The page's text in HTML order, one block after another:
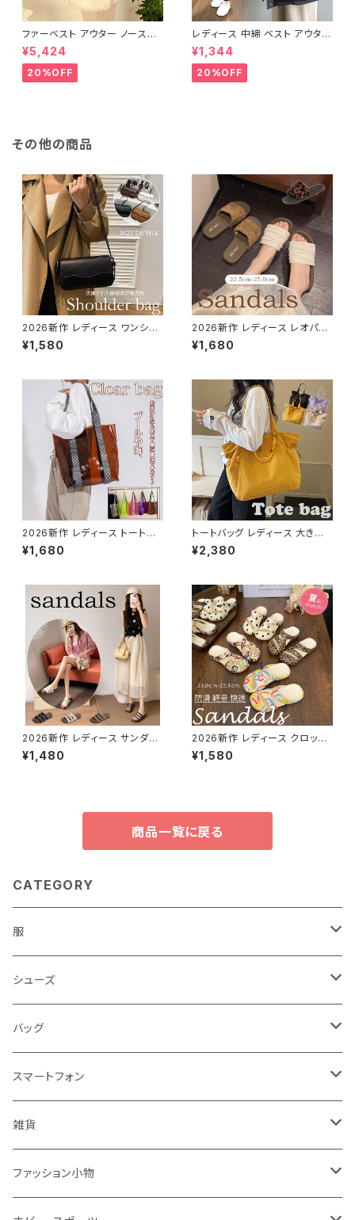
ファーベスト アウター ノースリ
ーブ ショート ベスト 防寒 厚手
ふわふわ ジレ 重ね着
¥5,424
20%OFF
レディース 中綿 ベスト アウター
ノースリーブ ショートベスト 防
寒 軽量 キルティング
¥1,344
20%OFF
その他の商品
2026新作 レディース ワンショ
ルダーバッグ 肩掛け きれいめ
スクエア レザー調
¥1,580
2026新作 レディース レオパー
ドサンダル 歩きやすい 幅広 フラ
ット 夏サンダル ぺたんこ 楽ちん
¥1,680
2026新作 レディース トートバ
ッグ クリア ショルダーバッグ ハ
ンドバッグ PVC 大容量 半透明
¥1,680
トートバッグ レディース 大きめ
キャンバス デザイン トートバッ
グ 大容量 通勤通学 バッグ 軽い
¥2,380
2026新作 レディース サンダル
ストライプ パール かわいい フラ
ット 歩きやすい フェミニン 黒
¥1,480
2026新作 レディース クロッグ
サンダル スリッパ 靴 シューズ
ベランダ 軽量 アウトドア カジュ
¥1,580
商品一覧に戻る
CATEGORY
服
レディース
トップス
コート・ジャケット
メンズ
バッグ
帽子
キッズ＆ベビー
浴衣
シューズ
レディース
サンダル
スニーカー
メンズ
サンダル
キッズ＆ベビー
バッグ
レディース
メンズ
キッズ＆ベビー
スマートフォン
アクセサリ
ケース・カバー
ケーブル・アダプター
ケース
雑貨
ガラス
ファッション小物